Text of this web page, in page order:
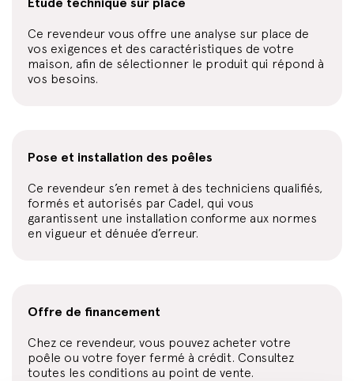
Ce revendeur vous offre une analyse sur place de
vos exigences et des caractéristiques de votre
maison, afin de sélectionner le produit qui répond à
vos besoins.
Pose et installation des poêles
Ce revendeur s’en remet à des techniciens qualifiés,
formés et autorisés par Cadel, qui vous
garantissent une installation conforme aux normes
en vigueur et dénuée d’erreur.
Offre de financement
Chez ce revendeur, vous pouvez acheter votre
poêle ou votre foyer fermé à crédit. Consultez
toutes les conditions au point de vente.